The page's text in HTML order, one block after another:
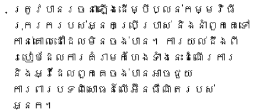
ត្រូវបានរចនាឡើងដើម្បីប្លន់កម្មវិធី
រុករករបស់អ្នកប្រើប្រាស់ និងនាំពួកគេទៅ
កាន់គោលដៅដែលមិនចង់បាន។ ការយល់ដឹងពី
របៀបដែលការគំរាមកំហែងទាំងនេះដំណើរការ
និងអ្វីដែលពួកគេចង់បានអាចជួយ
ការពារបទពិសោធន៍លើអ៊ីនធឺណិតរបស់
អ្នក។